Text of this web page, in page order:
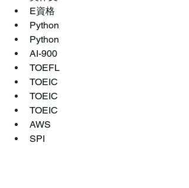
E資格
Python
Python
AI-900
TOEFL
TOEIC
TOEIC
TOEIC
AWS
SPI